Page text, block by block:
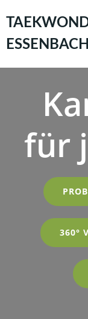
für
360°